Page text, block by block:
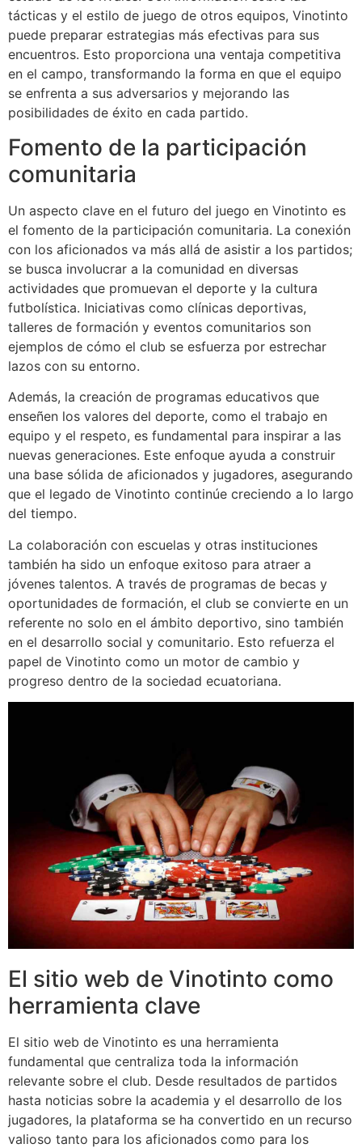
tácticas y el estilo de juego de otros equipos, Vinotinto
puede preparar estrategias más efectivas para sus
encuentros. Esto proporciona una ventaja competitiva
en el campo, transformando la forma en que el equipo
se enfrenta a sus adversarios y mejorando las
posibilidades de éxito en cada partido.
Fomento de la participación
comunitaria
Un aspecto clave en el futuro del juego en Vinotinto es
el fomento de la participación comunitaria. La conexión
con los aficionados va más allá de asistir a los partidos;
se busca involucrar a la comunidad en diversas
actividades que promuevan el deporte y la cultura
futbolística. Iniciativas como clínicas deportivas,
talleres de formación y eventos comunitarios son
ejemplos de cómo el club se esfuerza por estrechar
lazos con su entorno.
Además, la creación de programas educativos que
enseñen los valores del deporte, como el trabajo en
equipo y el respeto, es fundamental para inspirar a las
nuevas generaciones. Este enfoque ayuda a construir
una base sólida de aficionados y jugadores, asegurando
que el legado de Vinotinto continúe creciendo a lo largo
del tiempo.
La colaboración con escuelas y otras instituciones
también ha sido un enfoque exitoso para atraer a
jóvenes talentos. A través de programas de becas y
oportunidades de formación, el club se convierte en un
referente no solo en el ámbito deportivo, sino también
en el desarrollo social y comunitario. Esto refuerza el
papel de Vinotinto como un motor de cambio y
progreso dentro de la sociedad ecuatoriana.
El sitio web de Vinotinto como
herramienta clave
El sitio web de Vinotinto es una herramienta
fundamental que centraliza toda la información
relevante sobre el club. Desde resultados de partidos
hasta noticias sobre la academia y el desarrollo de los
jugadores, la plataforma se ha convertido en un recurso
valioso tanto para los aficionados como para los